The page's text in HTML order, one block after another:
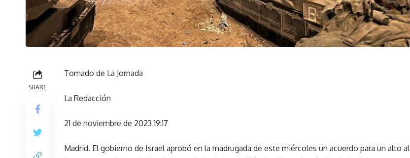
SHARE
Tomado de La Jornada
La Redacción
21 de noviembre de 2023 19:17
Madrid. El gobierno de Israel aprobó en la madrugada de este miércoles un acuerdo para un alto al